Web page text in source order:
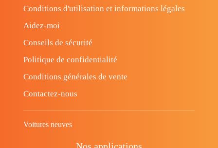
Conditions d'utilisation et informations légales
Aidez-moi
Conseils de sécurité
Politique de confidentialité
Conditions générales de vente
Contactez-nous
Voitures neuves